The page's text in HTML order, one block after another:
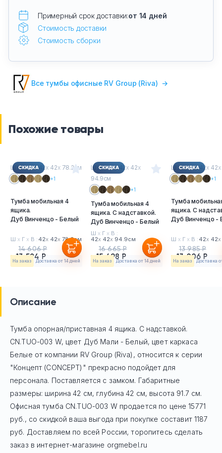
Примерный срок доставки:от 14 дней
Стоимость доставки
Стоимость сборки
Все тумбы офисные RV Group (Riva) →
Похожие товары
Ш хГхВ : 42х 42х 78.2см
+1
Тумба мобильная 4
ящика.
Дуб Винченцо - Белый
Ш х Г х В : 42х 42х 78.2см
13 584 Р
14 606 Р
На заказ Доставка от 14 дней
Ш хГхВ : 42х 42х
94.9см
+1
Тумба мобильная 4
ящика. С надставкой.
Дуб Винченцо - Белый
Ш х Г х В :
42х 42х 94.9см
15 498 Р
16 665 Р
На заказ Доставка от 14 дней
Ш хГхВ : 42х 42х
+1
Тумба
ящика. С
Дуб Винченцо -
Ш х Г х В : 42х 42х
13 006 Р
13 985 Р
На заказ Доставка
Описание
Тумба опорная/приставная 4 ящика. С надставкой.
CN.TUO-003 W, цвет Дуб Мали - Белый, цвет каркаса
Белые от компании RV Group (Riva), относится к серии
"Концепт (CONCEPT)" прекрасно подойдет для
персонала. Поставляется с замком. Габаритные
размеры: ширина 42 см, глубина 42 см, высота 91.7 см.
Офисная тумба CN.TUO-003 Wпродается по цене15771
руб., со скидкой ваша выгода при покупке составит 1187
руб. Доставляем по всей России, торопитесь сделать
заказ в интернет-магазине orgmebel.ru